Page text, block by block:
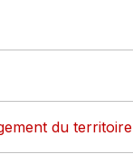
du territoire